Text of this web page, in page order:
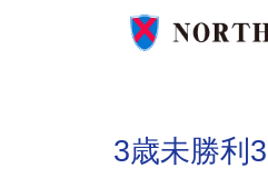
3歳未勝利